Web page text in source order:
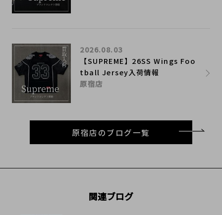
【SUPREME】26SS Wings Foo
tball Jersey入荷情報
2026.08.03
原宿店
原宿店のブログ一覧
関連ブログ